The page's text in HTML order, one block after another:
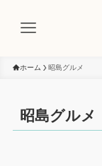
ホーム 昭島グルメ
昭島グルメ